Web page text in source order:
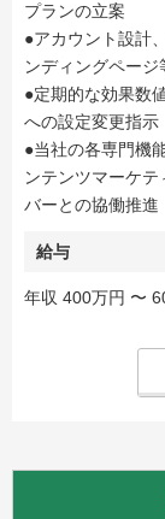
プランの立案
●アカウント設計
ンディングペー
●定期的な効果数
への設定変更指示
●当社の各専門機
ンテンツマーケ
バーとの協働推進
給与
年収 400万円 〜